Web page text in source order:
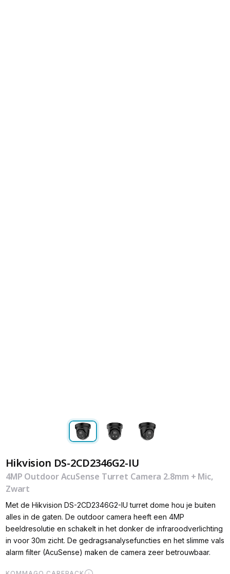
Hikvision DS-2CD2346G2-IU
4MP Outdoor AcuSense Turret Camera 2.8mm + Mic,
Zwart
Met de Hikvision DS-2CD2346G2-IU turret dome hou je buiten
alles in de gaten. De outdoor camera heeft een 4MP
beeldresolutie en schakelt in het donker de infraroodverlichting
in voor 30m zicht. De gedragsanalysefuncties en het slimme vals
alarm filter (AcuSense) maken de camera zeer betrouwbaar.